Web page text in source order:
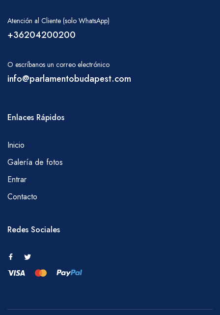
Atención al Cliente (solo WhatsApp)
+36204200200
O escríbanos un correo electrónico
info@parlamentobudapest.com
Enlaces Rápidos
Inicio
Galería de fotos
Entrar
Contacto
Redes Sociales